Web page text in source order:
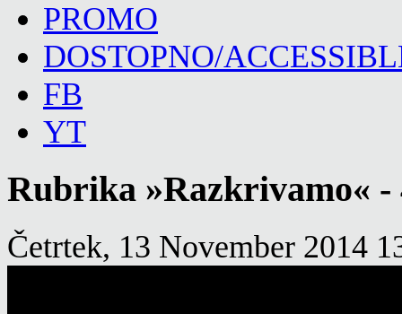
PROMO
DOSTOPNO/
FB
YT
Rubrika »Razkrivamo« -
Četrtek, 13 November 2014